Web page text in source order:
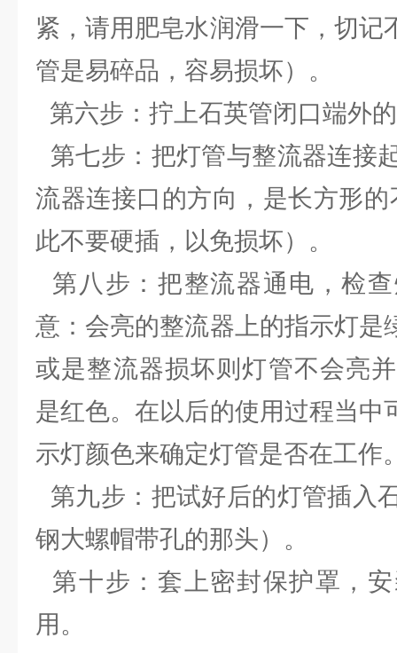
紧，请用肥皂水润滑一下，切
管是易碎品，容易损坏）。
第六步：拧上石英管闭口端外
第七步：把灯管与整流器连接
流器连接口的方向，是长方形
此不要硬插，以免损坏）。
第八步：把整流器通电，检
意：会亮的整流器上的指示灯
或是整流器损坏则灯管不会亮
是红色。在以后的使用过程当
示灯颜色来确定灯管是否在工作
第九步：把试好后的灯管插入
钢大螺帽带孔的那头）。
第十步：套上密封保护罩，
用。